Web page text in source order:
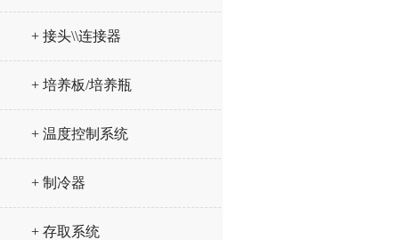
+ 接头\\连接器
+ 培养板/培养瓶
+ 温度控制系统
+ 制冷器
+ 存取系统